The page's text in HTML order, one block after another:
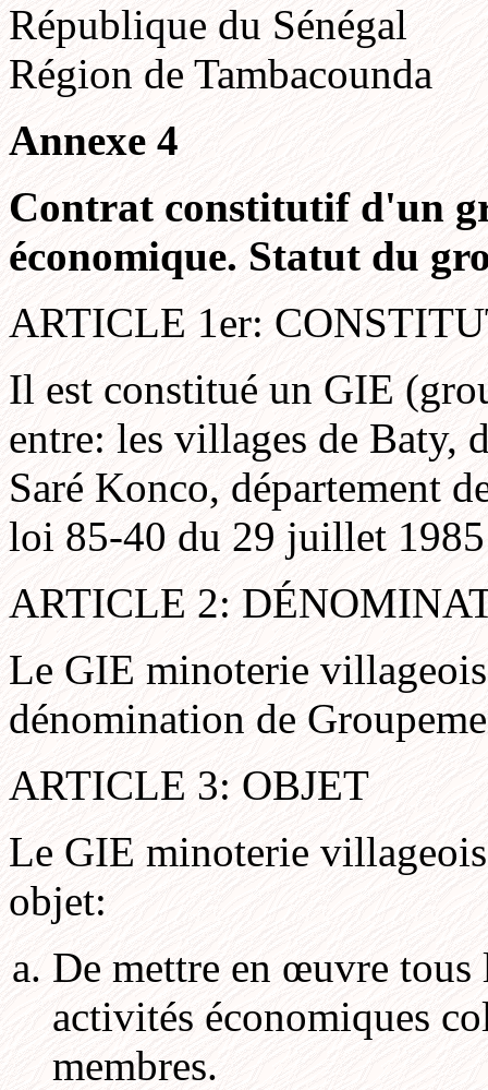
République du Sénégal
Région de Tambacounda
Annexe 4
Contrat constitutif d'un
économique. Statut du
ARTICLE 1er:
Il est constitué un GIE
entre: les villages de Baty,
Saré Konco, département
loi 85-40 du 29 juillet
ARTICLE 2:
Le GIE minoterie
dénomination de
ARTICLE 3: OBJET
Le GIE minoterie
objet:
De mettre en œuvre tous
activités économiques
membres.